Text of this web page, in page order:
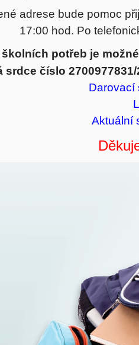
adrese bude pomoc
17:00 hod. Po
potřeb je
srdce číslo
Darovací
Aktuální